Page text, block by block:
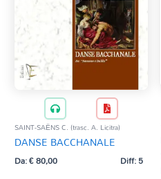
SAINT-SAËNS C. (trasc. A. Licitra)
DANSE BACCHANALE
Da:€80,00 Diff: 5